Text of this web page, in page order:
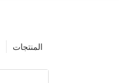
المنتجات